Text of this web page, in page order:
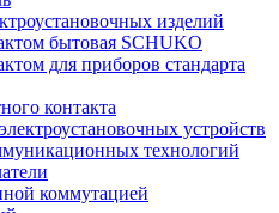
изделий
бытовая SCHUKO
для приборов стандарта
контакта
устройств
технологий
коммутацией